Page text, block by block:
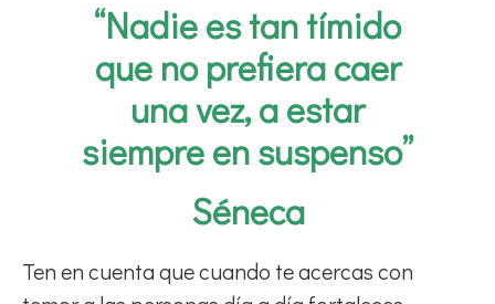
“Nadie es tan tímido
que no prefiera caer
una vez, a estar
siempre en suspenso”
Séneca
Ten en cuenta que cuando te acercas con